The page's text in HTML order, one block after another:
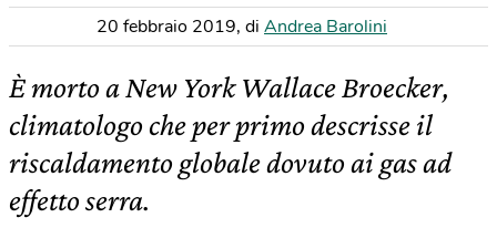
20 febbraio 2019, di Andrea Barolini
È morto a New York Wallace Broecker,
climatologo che per primo descrisse il
riscaldamento globale dovuto ai gas ad
effetto serra.